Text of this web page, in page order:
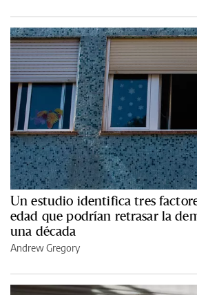
Un estudio identifica tres
edad que podrían retrasar la
una década
Andrew Gregory